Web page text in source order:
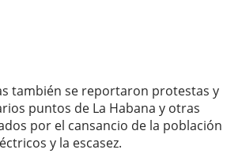
también se reportaron protestas y
puntos de La Habana y otras
por el cansancio de la población
y la escasez.